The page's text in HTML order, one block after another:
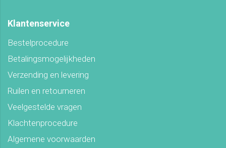
Klantenservice
Bestelprocedure
Betalingsmogelijkheden
Verzending en levering
Ruilen en retourneren
Veelgestelde vragen
Klachtenprocedure
Algemene voorwaarden